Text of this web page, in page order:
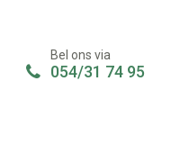
Bel ons via
054/31 74 95